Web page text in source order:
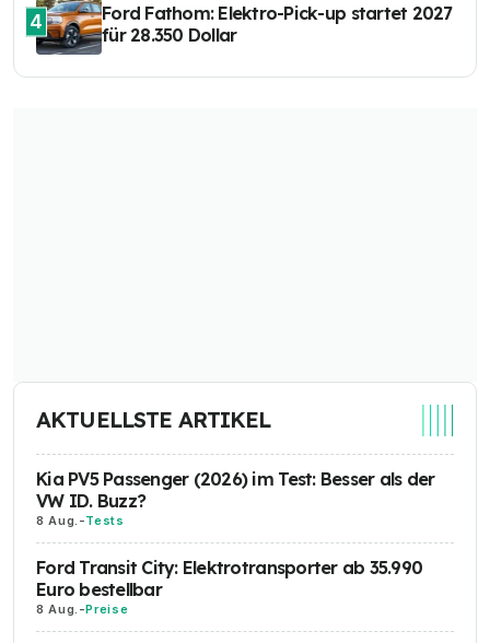
4
Ford Fathom: Elektro-Pick-up startet 2027
für 28.350 Dollar
AKTUELLSTE ARTIKEL
Kia PV5 Passenger (2026) im Test: Besser als der
VW ID. Buzz?
8 Aug. -Tests
Ford Transit City: Elektrotransporter ab 35.990
Euro bestellbar
8 Aug. -Preise